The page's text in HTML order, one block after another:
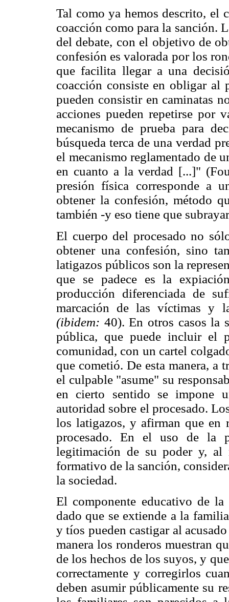
Tal como ya hemos descrito, el
coacción como para la sanción.
del debate, con el objetivo de
confesión es valorada por los
que facilita llegar a una
coacción consiste en obligar al
pueden consistir en caminatas
acciones pueden repetirse por
mecanismo de prueba para
búsqueda terca de una verdad
el mecanismo reglamentado de
en cuanto a la verdad [...]"
presión física corresponde a
obtener la confesión, método
también -y eso tiene que
El cuerpo del procesado no
obtener una confesión, sino
latigazos públicos son la
que se padece es la
producción diferenciada de
marcación de las víctimas y
(ibidem: 40). En otros casos la
pública, que puede incluir el
comunidad, con un cartel
que cometió. De esta manera,
el culpable "asume" su
en cierto sentido se impone
autoridad sobre el procesado.
los latigazos, y afirman que en
procesado. En el uso de la
legitimación de su poder y, al
formativo de la sanción,
la sociedad.
El componente educativo de
dado que se extiende a la
y tíos pueden castigar al
manera los ronderos muestran
de los hechos de los suyos, y
correctamente y corregirlos
deben asumir públicamente su